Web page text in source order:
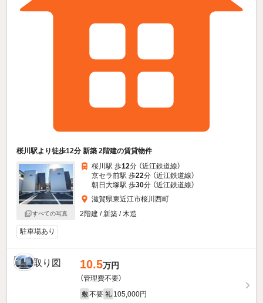
桜川駅より徒歩12分 新築 2階建の賃貸物件
すべての写真
桜川駅 歩12分 （近江鉄道線）
京セラ前駅 歩22分 （近江鉄道線）
朝日大塚駅 歩30分 （近江鉄道線）
滋賀県東近江市桜川西町
2階建 / 新築 / 木造
駐車場あり
10.5万円
（管理費不要）
敷 不要 礼 105,000円